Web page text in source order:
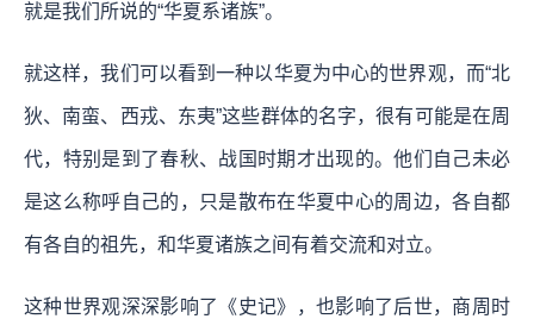
就是我们所说的“华夏系诸族”。
就这样，我们可以看到一种以华夏为中心的世界观，而“北
狄、南蛮、西戎、东夷”这些群体的名字，很有可能是在周
代，特别是到了春秋、战国时期才出现的。他们自己未必
是这么称呼自己的，只是散布在华夏中心的周边，各自都
有各自的祖先，和华夏诸族之间有着交流和对立。
这种世界观深深影响了《史记》，也影响了后世，商周时